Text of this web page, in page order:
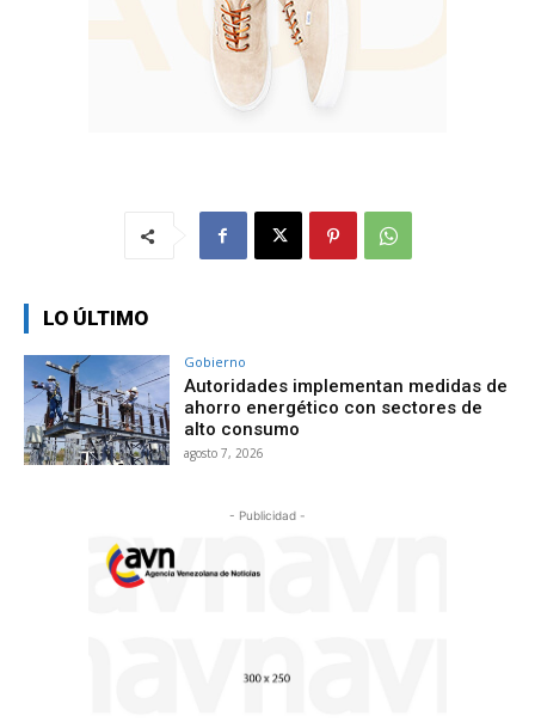
LO ÚLTIMO
Gobierno
Autoridades implementan medidas de
ahorro energético con sectores de
alto consumo
agosto 7, 2026
- Publicidad -